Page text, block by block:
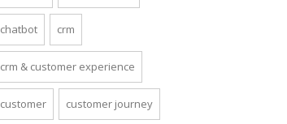
chatbot crm
crm & customer experience
customer customer journey